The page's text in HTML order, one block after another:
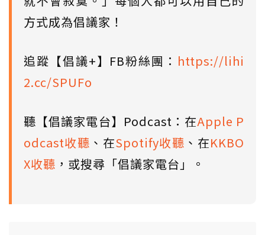
方式成為倡議家！
追蹤【倡議+】FB粉絲團： https://lihi
2.cc/SPUFo
聽【倡議家電台】Podcast：在Apple P
odcast收聽 、在Spotify收聽 、在KKBO
X收聽 ，或搜尋「倡議家電台」。